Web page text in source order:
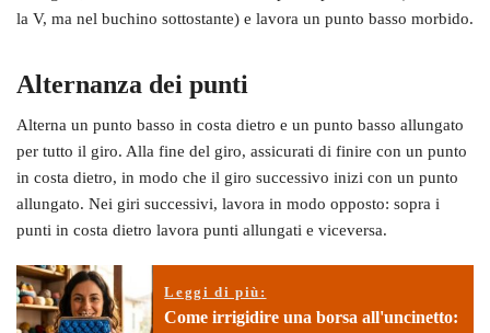
la V, ma nel buchino sottostante) e lavora un punto basso morbido.
Alternanza dei punti
Alterna un punto basso in costa dietro e un punto basso allungato
per tutto il giro. Alla fine del giro, assicurati di finire con un punto
in costa dietro, in modo che il giro successivo inizi con un punto
allungato. Nei giri successivi, lavora in modo opposto: sopra i
punti in costa dietro lavora punti allungati e viceversa.
Leggi di più:
Come irrigidire una borsa all'uncinetto: